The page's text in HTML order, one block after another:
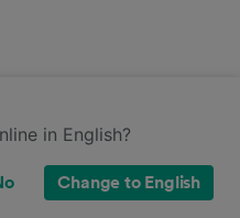
5min,directo
in English?
Change to English